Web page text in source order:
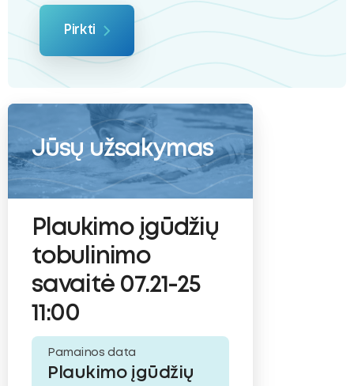
Pirkti
Jūsų užsakymas
Plaukimo įgūdžių
tobulinimo
savaitė 07.21-25
11:00
Pamainos data
Plaukimo įgūdžių